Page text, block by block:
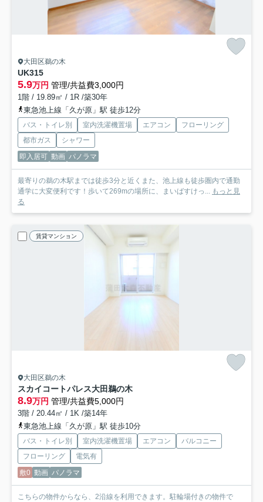
大田区鵜の木
UK315
5.9万円 管理/共益費3,000円
1階 / 19.89㎡ / 1R /築30年
東急池上線「久が原」駅 徒歩12分
バス・トイレ別 室内洗濯機置場 エアコン
フローリング
都市ガス
シャワー
即入居可 動画 パノラマ
最寄りの鵜の木駅までは徒歩3分と近くまた、池上線も徒歩圏内で通勤
通学に大変便利です！歩いて269mの場所に、まいばすけっ...
もっと見
る
賃貸マンション
大田区鵜の木
スカイコートパレス大田鵜の木
8.9万円 管理/共益費5,000円
3階 / 20.44㎡ / 1K /築14年
東急池上線「久が原」駅 徒歩10分
バス・トイレ別 室内洗濯機置場 エアコン
バルコニー
フローリング
電気有
敷0 動画 パノラマ
こちらの物件からなら、2沿線を利用できます。駐輪場付きの物件で